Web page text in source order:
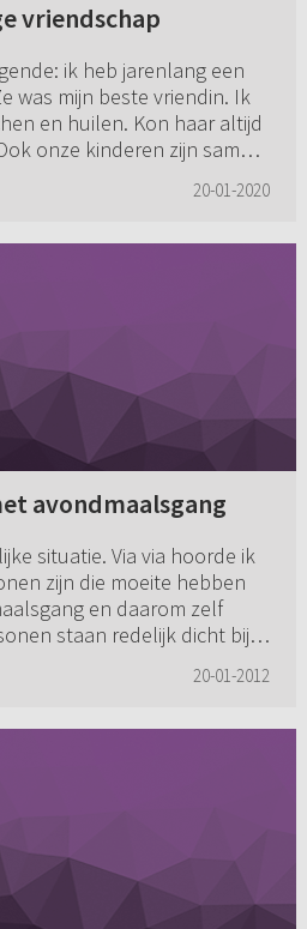
vriendschap
ik heb jarenlang een
was mijn beste vriendin. Ik
en huilen. Kon haar altijd
onze kinderen zijn samen
20-01-2020
avondmaalsgang
situatie. Via via hoorde ik
zijn die moeite hebben
en daarom zelf
staan redelijk dicht bij
20-01-2012